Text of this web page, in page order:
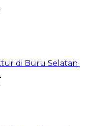
di Buru Selatan